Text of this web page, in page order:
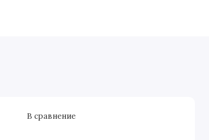
В сравнение